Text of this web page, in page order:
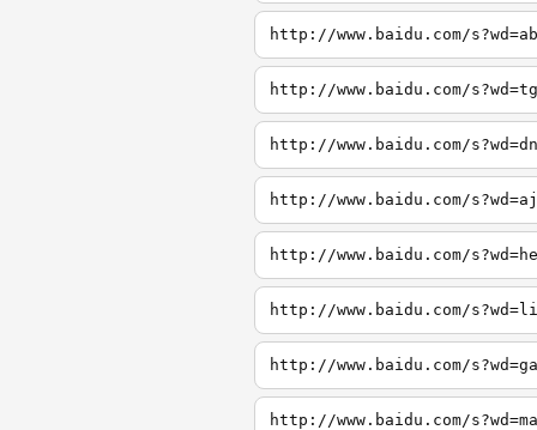
http://www.baidu.com/s?wd=ab
http://www.baidu.com/s?wd=tg
http://www.baidu.com/s?wd=dn
http://www.baidu.com/s?wd=aj
http://www.baidu.com/
http://www.baidu.com/
http://www.baidu.com/
http://www.baidu.com/